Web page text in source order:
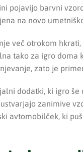
pojavijo barvni
na novo
več otrokom
tako za igro doma
zato je
dodatki, ki igro še
zanimive
avtomobilček, ki